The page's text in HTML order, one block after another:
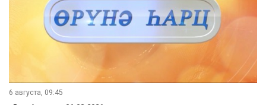
6 августа, 09:45